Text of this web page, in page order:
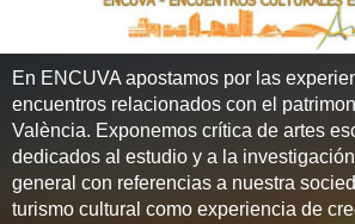
En ENCUVA apostamos por las
encuentros relacionados con el
València. Exponemos crítica de artes
dedicados al estudio y a la
general con referencias a nuestra
turismo cultural como experiencia de